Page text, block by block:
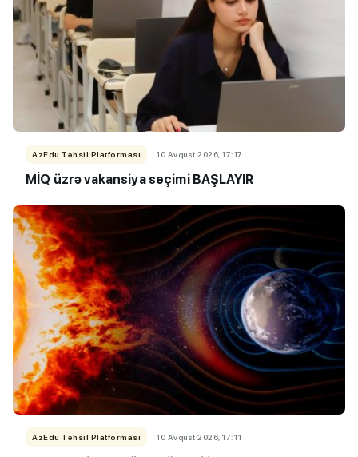
AzEdu Təhsil Platforması 10 Avqust 2026, 17:17
MİQ üzrə vakansiya seçimi BAŞLAYIR
AzEdu Təhsil Platforması 10 Avqust 2026, 17:11